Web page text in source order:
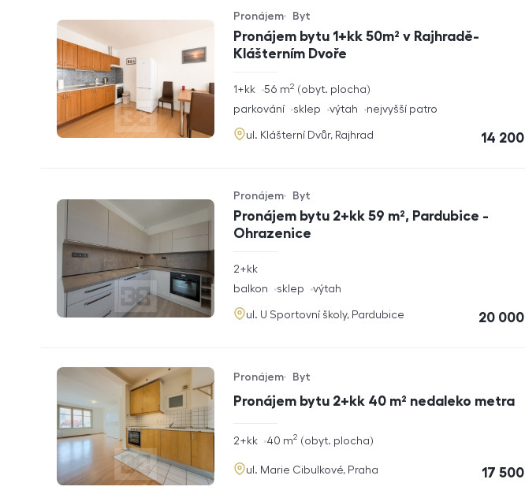
Pronájem bytu 1+kk 50m² v Rajhradě-
Klášterním Dvoře
Typ nabídky
Pronájem
Typ nemovitosti
Byt
rozměry
1+kk obyt. plocha
56 m2
funkce
parkování sklep výtah nejvyšší patro
adresa
ul. Klášterní Dvůr, Rajhrad cena
14 200
Pronájem bytu 2+kk 59 m², Pardubice -
Ohrazenice
Typ nabídky
Pronájem
Typ nemovitosti
Byt
rozměry
2+kk
funkce
balkon sklep výtah
adresa
ul. U Sportovní školy, Pardubice cena
20 000
Pronájem bytu 2+kk 40 m² nedaleko metra
Typ nabídky
Pronájem
Typ nemovitosti
Byt
rozměry
dispozice
2+kk obyt. plocha
40 m2
adresa
ul. Marie Cibulkové, Praha cena
17 500